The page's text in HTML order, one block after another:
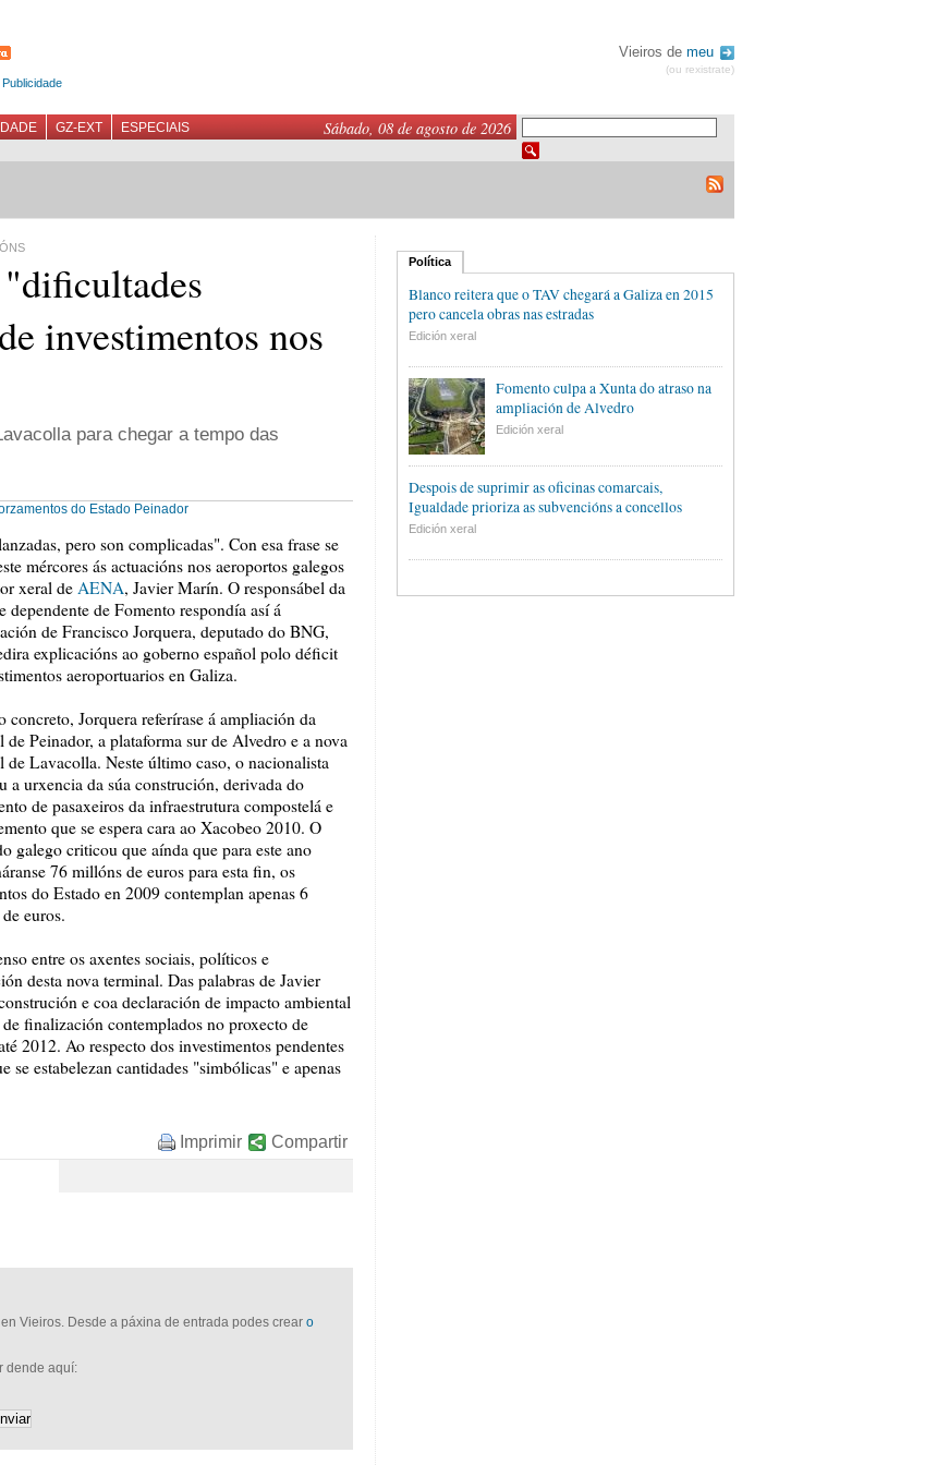
Publicidade
Vieiros de meu
(ou rexistrate)
Sábado, 08 de agosto de 2026
GZ-EXT
ESPECIAIS
investimentos nos
para chegar a tempo das
do Estado Peinador
pero son complicadas". Con esa frase se
mércores ás actuacións nos aeroportos galegos
xeral deAENA, Javier Marín. O responsábel da
dependente de Fomento respondía así á
de Francisco Jorquera, deputado do BNG,
explicacións ao goberno español polo déficit
aeroportuarios en Galiza.
concreto, Jorquera referírase á ampliación da
de Peinador, a plataforma sur de Alvedro e a nova
de Lavacolla. Neste último caso, o nacionalista
a urxencia da súa construción, derivada do
de pasaxeiros da infraestrutura compostelá e
que se espera cara ao Xacobeo 2010. O
galego criticou que aínda que para este ano
76 millóns de euros para esta fin, os
do Estado en 2009 contemplan apenas 6
euros.
entre os axentes sociais, políticos e
desta nova terminal. Das palabras de Javier
e coa declaración de impacto ambiental
finalización contemplados no proxecto de
2012. Ao respecto dos investimentos pendentes
se estabelezan cantidades "simbólicas" e apenas
Compartir
Imprimir
Vieiros. Desde a páxina de entrada podes crear o
dende aquí:
Política
Blanco reitera que o TAV chegará a Galiza en 2015
pero cancela obras nas estradas
Edición xeral
Fomento culpa a Xunta do atraso na
ampliación de Alvedro
Edición xeral
Despois de suprimir as oficinas comarcais,
Igualdade prioriza as subvencións a concellos
Edición xeral